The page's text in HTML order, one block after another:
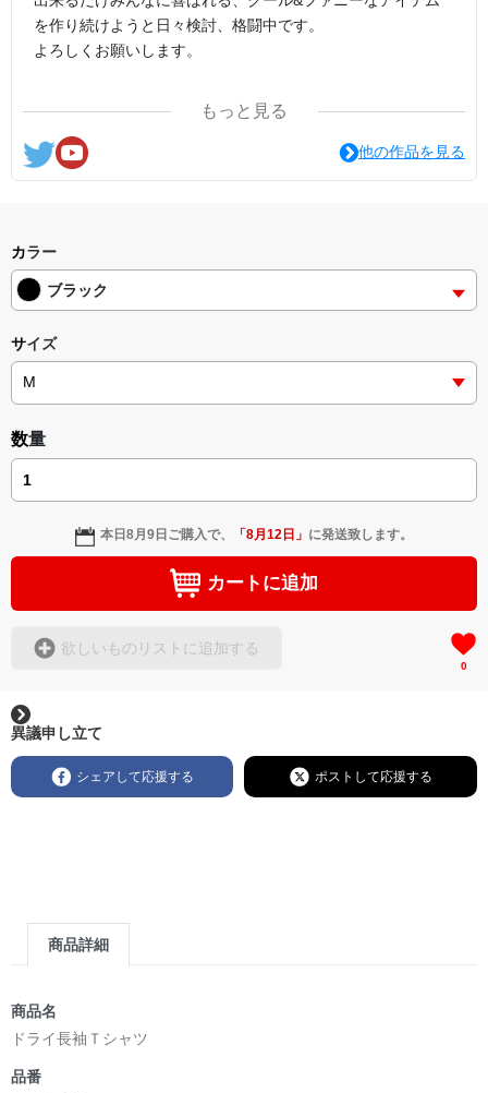
を作り続けようと日々検討、格闘中です。
よろしくお願いします。
ここの他にも『日日彼是色々面白可笑し。IN SUZURI』や
nichinichioo by BASE にも展開中。
コチラもよろしくお願いします。
もっと見る
他の作品を見る
カラー
ブラック
サイズ
数量
本日8月9日 ご購入で、 「8月12日 」 に発送致します。
カートに追加
欲しいものリストに追加する
0
異議申し立て
シェアして応援する ポストして応援する
商品詳細
商品名
ドライ長袖Ｔシャツ
品番